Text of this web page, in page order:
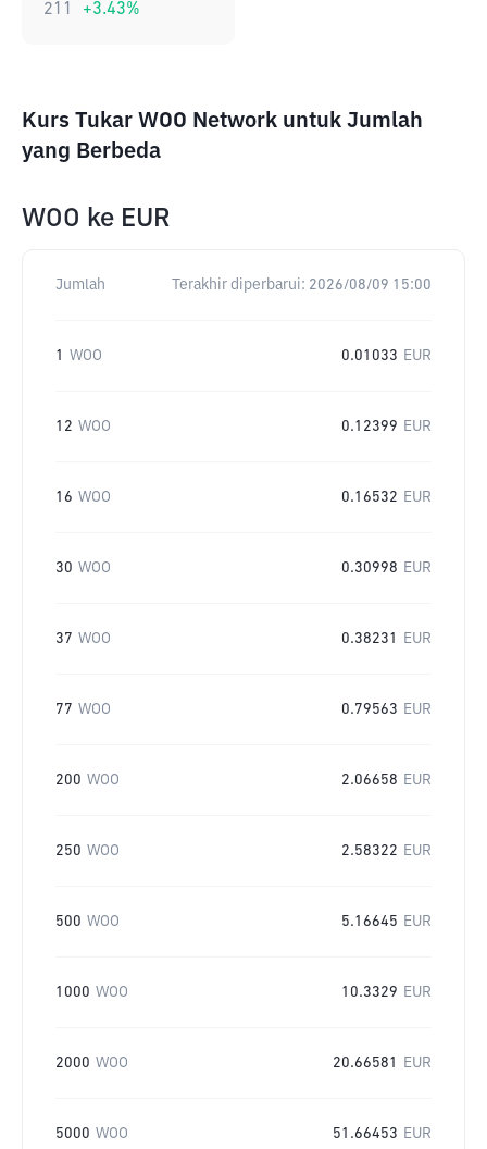
211 +3.43%
Kurs Tukar WOO Network untuk Jumlah
yang Berbeda
WOO ke EUR
Jumlah Terakhir diperbarui: 2026/08/09 15:00
1 WOO 0.01033 EUR
12 WOO 0.12399 EUR
16 WOO 0.16532 EUR
30 WOO 0.30998 EUR
37 WOO 0.38231 EUR
77 WOO 0.79563 EUR
200 WOO 2.06658 EUR
250 WOO 2.58322 EUR
500 WOO 5.16645 EUR
1000 WOO 10.3329 EUR
2000 WOO 20.66581 EUR
5000 WOO 51.66453 EUR